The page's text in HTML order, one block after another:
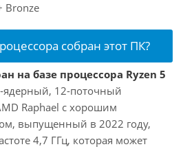
Bronze
собран этот ПК?
на базе процессора Ryzen 5
12-поточный
Raphael с хорошим
выпущенный в 2022 году,
4,7 ГГц, которая может